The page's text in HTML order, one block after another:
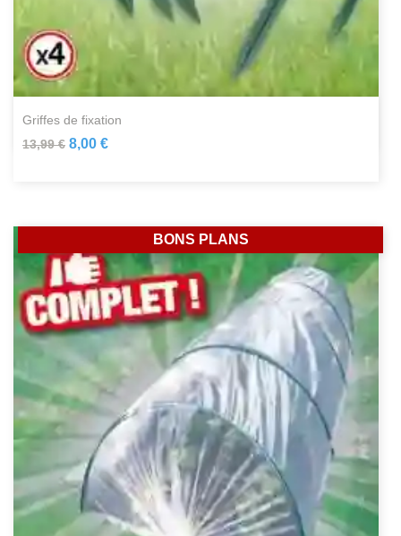
griffes de fixation
13,99 € 8,00 €
BONS PLANS